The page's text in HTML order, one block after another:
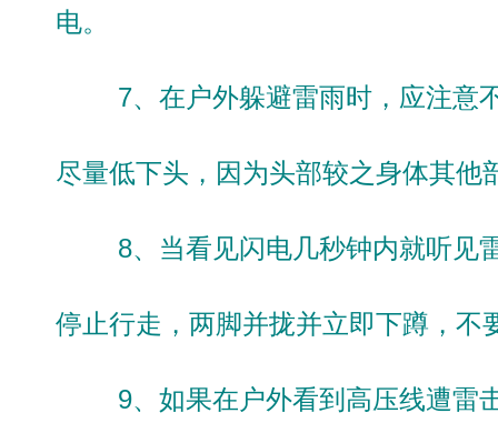
电。
7、在户外躲避雷雨时，应注意不
尽量低下头，因为头部较之身体其他
8、当看见闪电几秒钟内就听见雷
停止行走，两脚并拢并立即下蹲，不
9、如果在户外看到高压线遭雷击